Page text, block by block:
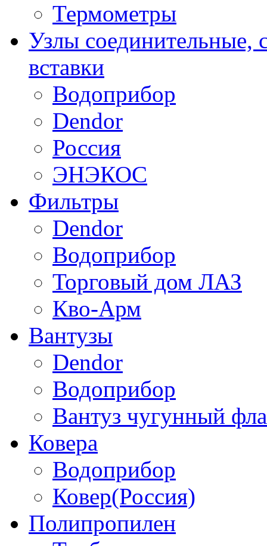
Термометры
Узлы
вставки
Водоприбор
Dendor
Россия
ЭНЭКОС
Фильтры
Dendor
Водоприбор
Торговый дом ЛАЗ
Кво-Арм
Вантузы
Dendor
Водоприбор
Вантуз чугунный
Ковера
Водоприбор
Ковер(Россия)
Полипропилен